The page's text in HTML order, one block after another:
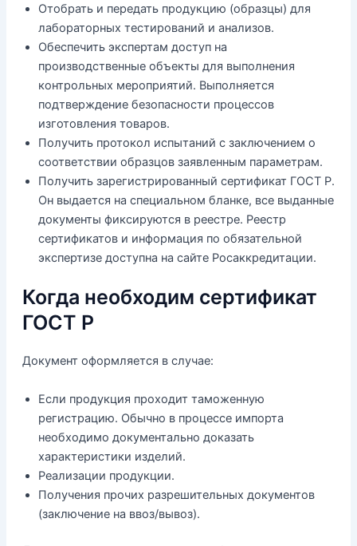
Отобрать и передать продукцию (образцы) для
лабораторных тестирований и анализов.
Обеспечить экспертам доступ на
производственные объекты для выполнения
контрольных мероприятий. Выполняется
подтверждение безопасности процессов
изготовления товаров.
Получить протокол испытаний с заключением о
соответствии образцов заявленным параметрам.
Получить зарегистрированный сертификат ГОСТ Р.
Он выдается на специальном бланке, все выданные
документы фиксируются в реестре. Реестр
сертификатов и информация по обязательной
экспертизе доступна на сайте Росаккредитации.
Когда необходим сертификат
ГОСТ Р
Документ оформляется в случае:
Если продукция проходит таможенную
регистрацию. Обычно в процессе импорта
необходимо документально доказать
характеристики изделий.
Реализации продукции.
Получения прочих разрешительных документов
(заключение на ввоз/вывоз).